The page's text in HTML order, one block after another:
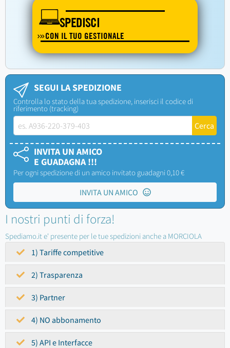
SPEDISCI
CON IL TUO GESTIONALE
SEGUI LA SPEDIZIONE
Controlla lo stato della tua spedizione, inserisci il codice di
riferimento (tracking)
INVITA UN AMICO
E GUADAGNA !!!
Per ogni spedizione di un amico invitato guadagni 0,10 €
INVITA UN AMICO
I nostri punti di forza!
Spediamo.it e' presente per le tue spedizioni anche a MORCIOLA
1) Tariffe competitive
2) Trasparenza
3) Partner
4) NO abbonamento
5) API e Interfacce